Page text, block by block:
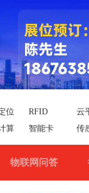
位 RFID 云
算
智能卡 传
物联网问答